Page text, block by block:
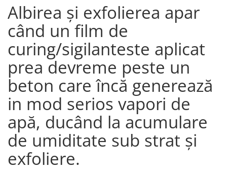
Albirea și exfolierea apar
când un film de
curing/sigilanteste aplicat
prea devreme peste un
beton care încă generează
in mod serios vapori de
apă, ducând la acumulare
de umiditate sub strat și
exfoliere.